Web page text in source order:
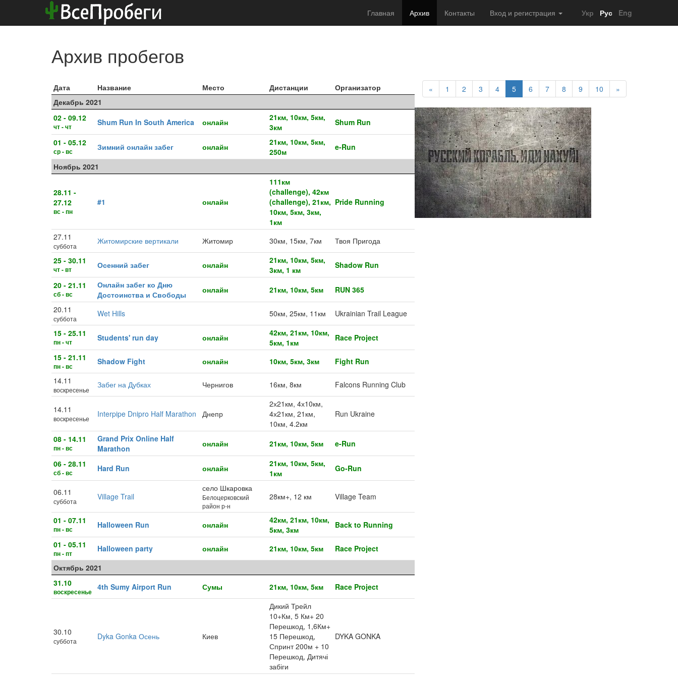
Главная Архив Контакты Вход и регистрация Укр Рус Eng
Архив пробегов
Дата Название Место Дистанции
Организатор
Декабрь 2021
02 - 09.12
чт - чт Shum Run In South America онлайн
21км, 10км, 5км,
3км
Shum Run
01 - 05.12
ср - вс Зимний онлайн забег онлайн
21км, 10км, 5км,
250м
e-Run
Ноябрь 2021
28.11 -
27.12
вс - пн
#1 онлайн
111км
(challenge), 42км
(challenge), 21км,
10км, 5км, 3км,
1км
Pride Running
27.11
суббота
Житомирские вертикали Житомир 30км, 15км, 7км
Твоя Пригода
25 - 30.11
чт - вт Осенний забег онлайн
21км, 10км, 5км,
3км, 1 км
Shadow Run
20 - 21.11
сб - вс
Онлайн забег ко Дню
Достоинства и Свободы
онлайн 21км, 10км, 5км
RUN 365
20.11
суббота
Wet Hills 50км, 25км, 11км
Ukrainian Trail League
15 - 25.11
пн - чт Students' run day онлайн
42км, 21км, 10км,
5км, 1км
Race Project
15 - 21.11
пн - вс Shadow Fight онлайн 10км, 5км, 3км
Fight Run
14.11
воскресенье
Забег на Дубках Чернигов 16км, 8км Falcons Running Club
14.11
воскресенье Interpipe Dnipro Half Marathon Днепр
2х21км, 4х10км,
4х21км, 21км,
10км, 4.2км
Run Ukraine
08 - 14.11
пн - вс
Grand Prix Online Half
Marathon
онлайн 21км, 10км, 5км
e-Run
06 - 28.11
сб - вс Hard Run онлайн
21км, 10км, 5км,
1км
Go-Run
06.11
суббота Village Trail
село Шкаровка
Белоцерковский
район р-н
28км+, 12 км Village Team
01 - 07.11
пн - вс Halloween Run онлайн
42км, 21км, 10км,
5км, 3км
Back to Running
01 - 05.11
пн - пт Halloween party онлайн 21км, 10км, 5км
Race Project
Октябрь 2021
31.10
воскресенье 4th Sumy Airport Run Сумы 21км, 10км, 5км Race Project
30.10
суббота Dyka Gonka Осень Киев
Дикий Трейл
10+Км, 5 Км+ 20
Перешкод, 1,6Км+
15 Перешкод,
Спринт 200м + 10
Перешкод, Дитячі
забіги
DYKA GONKA
« 1 2 3 4 5 6 7 8 9 10 »